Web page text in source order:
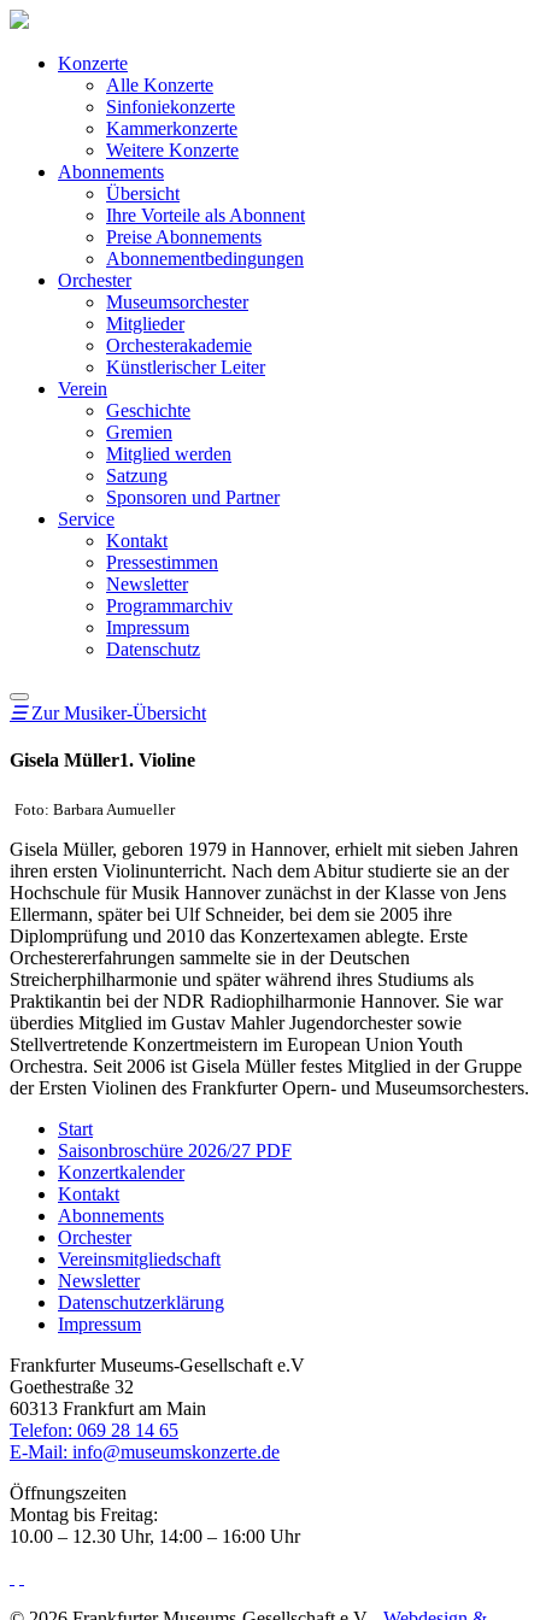
Konzerte
Alle Konzerte
Sinfoniekonzerte
Kammerkonzerte
Weitere Konzerte
Abonnements
Übersicht
Ihre Vorteile als Abonnent
Preise Abonnements
Abonnementbedingungen
Orchester
Museumsorchester
Mitglieder
Orchesterakademie
Künstlerischer Leiter
Verein
Geschichte
Gremien
Mitglied werden
Satzung
Sponsoren und Partner
Service
Kontakt
Pressestimmen
Newsletter
Programmarchiv
Impressum
Datenschutz
☰Zur Musiker-Übersicht
Gisela Müller1. Violine
Foto: Barbara Aumueller
Gisela Müller, geboren 1979 in Hannover, erhielt mit sieben Jahren
ihren ersten Violinunterricht. Nach dem Abitur studierte sie an der
Hochschule für Musik Hannover zunächst in der Klasse von Jens
Ellermann, später bei Ulf Schneider, bei dem sie 2005 ihre
Diplomprüfung und 2010 das Konzertexamen ablegte. Erste
Orchestererfahrungen sammelte sie in der Deutschen
Streicherphilharmonie und später während ihres Studiums als
Praktikantin bei der NDR Radiophilharmonie Hannover. Sie war
überdies Mitglied im Gustav Mahler Jugendorchester sowie
Stellvertretende Konzertmeistern im European Union Youth
Orchestra. Seit 2006 ist Gisela Müller festes Mitglied in der Gruppe
der Ersten Violinen des Frankfurter Opern- und Museumsorchesters.
Start
Saisonbroschüre 2026/27 PDF
Konzertkalender
Kontakt
Abonnements
Orchester
Vereinsmitgliedschaft
Newsletter
Datenschutzerklärung
Impressum
Frankfurter Museums-Gesellschaft e.V
Goethestraße 32
60313 Frankfurt am Main
Telefon: 069 28 14 65
E-Mail: info@museumskonzerte.de
Öffnungszeiten
Montag bis Freitag:
10.00 – 12.30 Uhr, 14:00 – 16:00 Uhr